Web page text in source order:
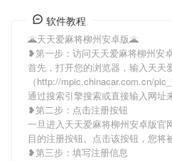
软件教程
🌋天天爱麻将柳州安卓版🌋
❥第一步：访问天天爱麻将柳州安
首先，打开您的浏览器，输入天天
（http://mpic.chinacar.com.cn/
通过搜索引擎搜索或直接输入网址
❥第二步：点击注册按钮
一旦进入天天爱麻将柳州安卓版官
目的注册按钮。点击该按钮，您将
❥第三步：填写注册信息